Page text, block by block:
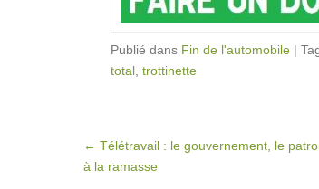
Publié dans Fin de l'automobile |
total, trottinette
Post navigation
← Télétravail : le gouvernement, le
à la ramasse